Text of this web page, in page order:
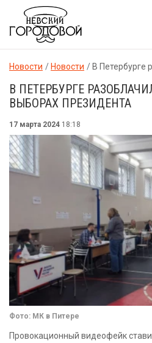
Новости Новости В Петербурге
В ПЕТЕРБУРГЕ
ВЫБОРАХ ПРЕЗИДЕНТА
17 марта 2024 18:18
Фото: МК в Питере
Провокационный видеофейк